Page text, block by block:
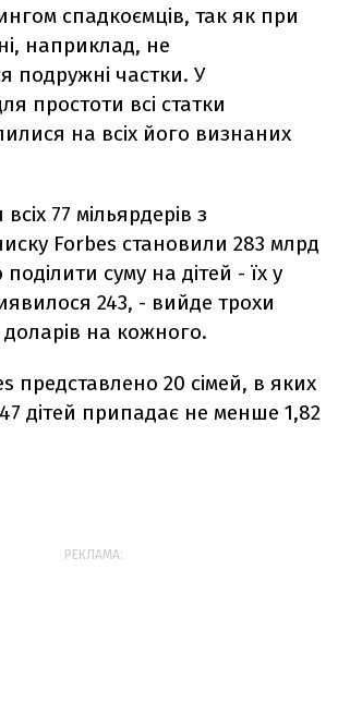
спадкоємців, так як при
наприклад, не
подружні частки. У
простоти всі статки
на всіх його визнаних
77 мільярдерів з
Forbes становили 283 млрд
суму на дітей - їх у
243, - вийде трохи
на кожного.
представлено 20 сімей, в яких
дітей припадає не менше 1,82
РЕКЛАМА: